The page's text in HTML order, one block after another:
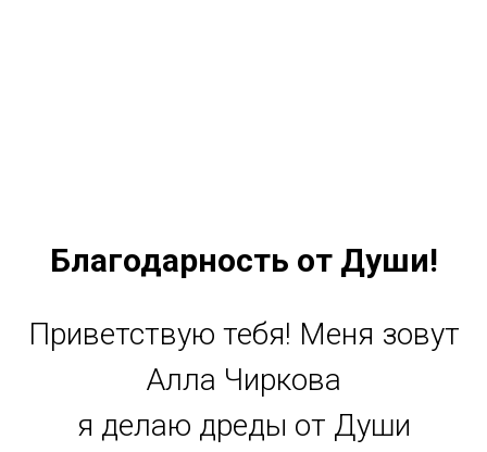
Благодарность от Души!
Приветствую тебя! Меня зовут
Алла Чиркова
я делаю дреды от Души